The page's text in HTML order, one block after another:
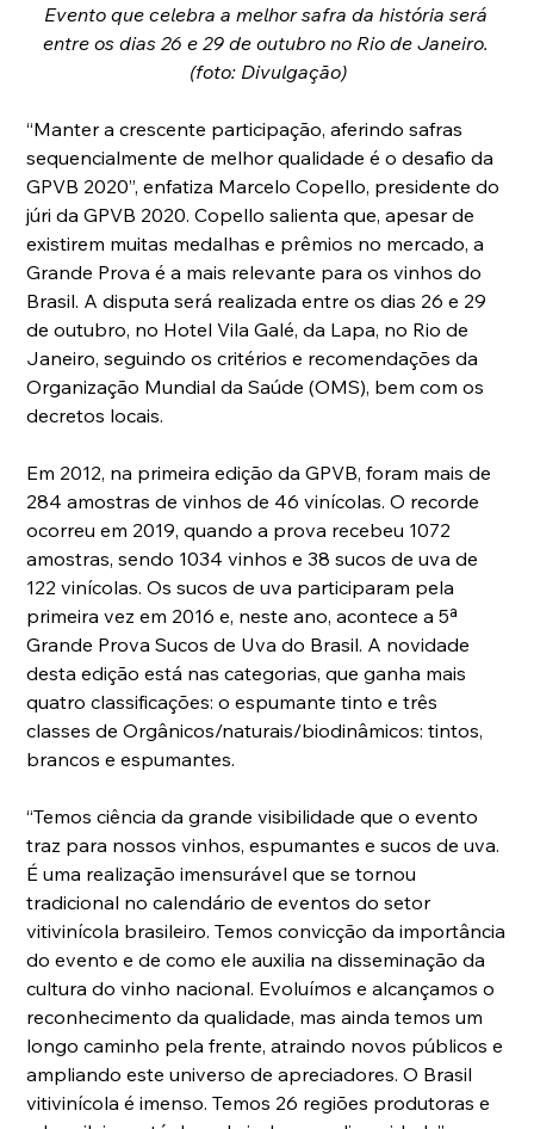
Evento que celebra a melhor safra da história será
entre os dias 26 e 29 de outubro no Rio de Janeiro.
(foto: Divulgação)
“Manter a crescente participação, aferindo safras
sequencialmente de melhor qualidade é o desafio da
GPVB 2020”, enfatiza Marcelo Copello, presidente do
júri da GPVB 2020. Copello salienta que, apesar de
existirem muitas medalhas e prêmios no mercado, a
Grande Prova é a mais relevante para os vinhos do
Brasil. A disputa será realizada entre os dias 26 e 29
de outubro, no Hotel Vila Galé, da Lapa, no Rio de
Janeiro, seguindo os critérios e recomendações da
Organização Mundial da Saúde (OMS), bem com os
decretos locais.
Em 2012, na primeira edição da GPVB, foram mais de
284 amostras de vinhos de 46 vinícolas. O recorde
ocorreu em 2019, quando a prova recebeu 1072
amostras, sendo 1034 vinhos e 38 sucos de uva de
122 vinícolas. Os sucos de uva participaram pela
primeira vez em 2016 e, neste ano, acontece a 5ª
Grande Prova Sucos de Uva do Brasil. A novidade
desta edição está nas categorias, que ganha mais
quatro classificações: o espumante tinto e três
classes de Orgânicos/naturais/biodinâmicos: tintos,
brancos e espumantes.
“Temos ciência da grande visibilidade que o evento
traz para nossos vinhos, espumantes e sucos de uva.
É uma realização imensurável que se tornou
tradicional no calendário de eventos do setor
vitivinícola brasileiro. Temos convicção da importância
do evento e de como ele auxilia na disseminação da
cultura do vinho nacional. Evoluímos e alcançamos o
reconhecimento da qualidade, mas ainda temos um
longo caminho pela frente, atraindo novos públicos e
ampliando este universo de apreciadores. O Brasil
vitivinícola é imenso. Temos 26 regiões produtoras e